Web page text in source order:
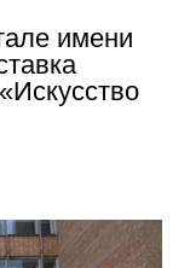
имени